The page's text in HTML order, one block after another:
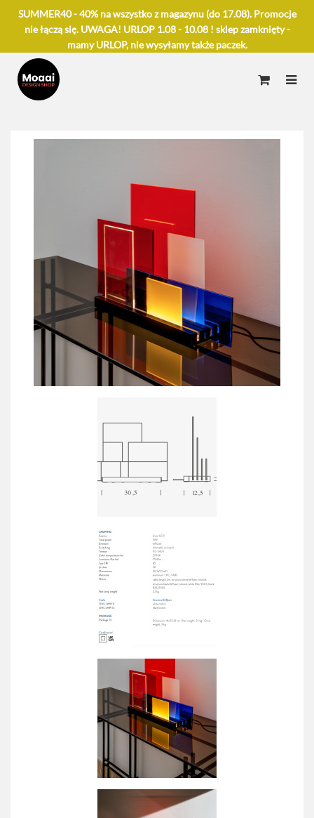
SUMMER40 - 40% na wszystko z magazynu (do 17.08). Promocje
nie łączą się. UWAGA! URLOP 1.08 - 10.08 ! sklep zamknięty -
mamy URLOP, nie wysyłamy także paczek.